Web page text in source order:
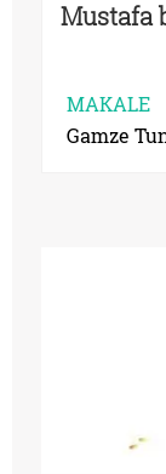
Mustafa
MAKALE
Gamze